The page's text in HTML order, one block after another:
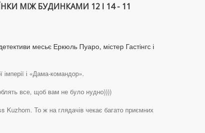
МІЖ БУДИНКАМИ 12 І 14 - 11
месьє Еркюль Пуаро, містер Гастінгс і
і «Дама-командор».
все, щоб вам не було нудно))))
Kuzhom. То ж на глядачів чекає багато приємних